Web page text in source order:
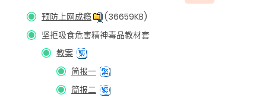
预防上网成瘾
(36659KB)
坚拒吸食危害精神毒品教材套
教案
简报一
简报二